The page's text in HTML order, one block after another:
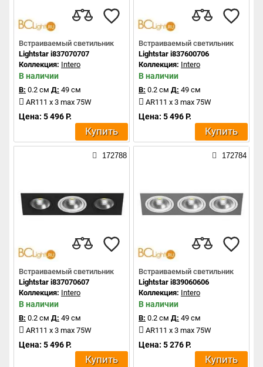
Встраиваемый светильник
Lightstar i837070707
Коллекция: Intero
В наличии
В: 0.2 см Д: 49 см
AR111 x 3 max 75W
Цена: 5 496 Р.
Купить
Встраиваемый светильник
Lightstar i837600706
Коллекция: Intero
В наличии
В: 0.2 см Д: 49 см
AR111 x 3 max 75W
Цена: 5 496 Р.
Купить
172788
Встраиваемый светильник
Lightstar i837070607
Коллекция: Intero
В наличии
В: 0.2 см Д: 49 см
AR111 x 3 max 75W
Цена: 5 496 Р.
Купить
172784
Встраиваемый светильник
Lightstar i839060606
Коллекция: Intero
В наличии
В: 0.2 см Д: 49 см
AR111 x 3 max 75W
Цена: 5 276 Р.
Купить